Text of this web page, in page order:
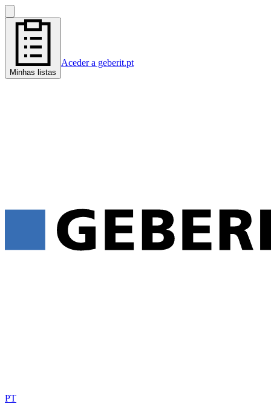
Minhas listas
Aceder a geberit.pt
PT